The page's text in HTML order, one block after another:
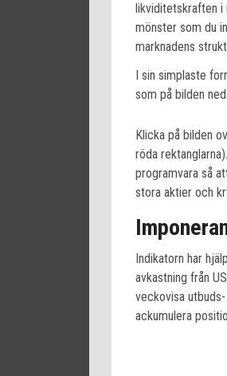
likviditetskraften
mönster som du
marknadens
I sin simplaste
som på bilden
Klicka på bilden
röda
programvara så
stora aktier och
Indikatorn har
avkastning från
veckovisa
ackumulera